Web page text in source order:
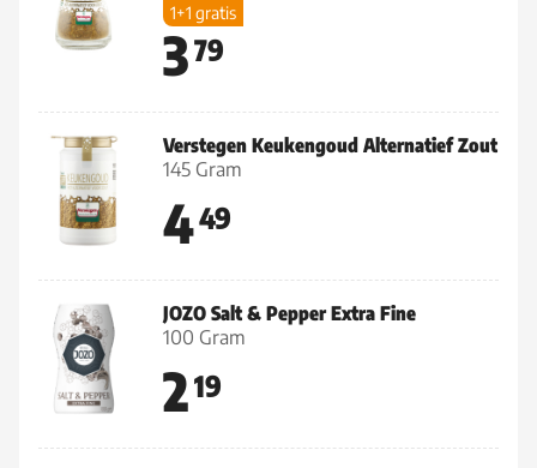
1+1 gratis
379
Verstegen Keukengoud Alternatief Zout
145 Gram
449
JOZO Salt & Pepper Extra Fine
100 Gram
219